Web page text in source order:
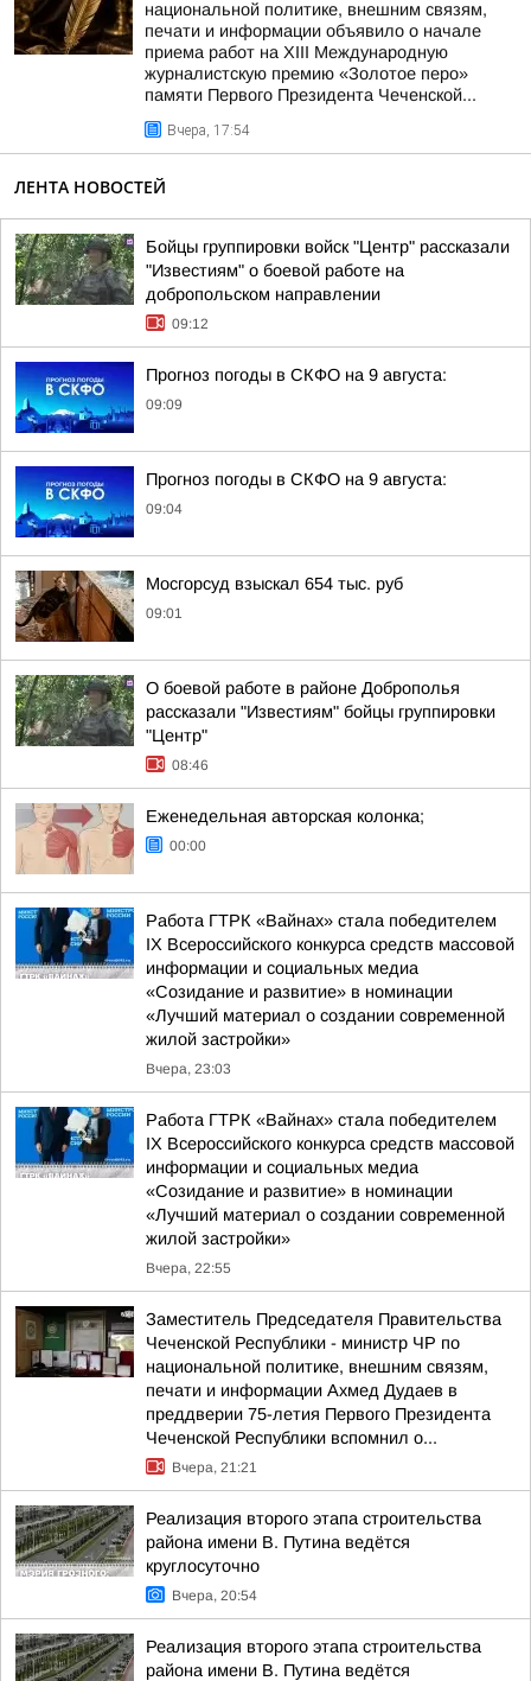
национальной политике, внешним связям,
печати и информации объявило о начале
приема работ на XIII Международную
журналистскую премию «Золотое перо»
памяти Первого Президента Чеченской...
Вчера, 17:54
ЛЕНТА НОВОСТЕЙ
Бойцы группировки войск "Центр" рассказали
"Известиям" о боевой работе на
добропольском направлении
09:12
Прогноз погоды в СКФО на 9 августа:
09:09
Прогноз погоды в СКФО на 9 августа:
09:04
Мосгорсуд взыскал 654 тыс. руб
09:01
О боевой работе в районе Доброполья
рассказали "Известиям" бойцы группировки
"Центр"
08:46
Еженедельная авторская колонка;
00:00
Работа ГТРК «Вайнах» стала победителем
IX Всероссийского конкурса средств массовой
информации и социальных медиа
«Созидание и развитие» в номинации
«Лучший материал о создании современной
жилой застройки»
Вчера, 23:03
Работа ГТРК «Вайнах» стала победителем
IX Всероссийского конкурса средств массовой
информации и социальных медиа
«Созидание и развитие» в номинации
«Лучший материал о создании современной
жилой застройки»
Вчера, 22:55
Заместитель Председателя Правительства
Чеченской Республики - министр ЧР по
национальной политике, внешним связям,
печати и информации Ахмед Дудаев в
преддверии 75-летия Первого Президента
Чеченской Республики вспомнил о...
Вчера, 21:21
Реализация второго этапа строительства
района имени В. Путина ведётся
круглосуточно
Вчера, 20:54
Реализация второго этапа строительства
района имени В. Путина ведётся